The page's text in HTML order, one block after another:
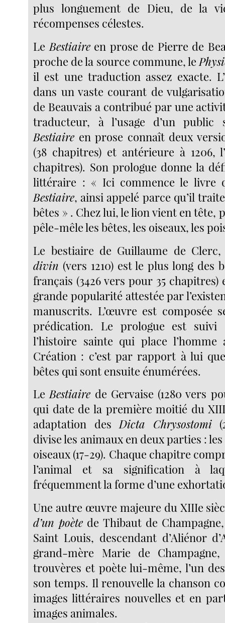
plus longuement de Dieu, de la
récompenses célestes.
LeBestiaireen prose de Pierre de
proche de la source commune, le
il est une traduction assez exacte.
dans un vaste courant de
de Beauvais a contribué par une
traducteur, à l’usage d’un public
Bestiaire en prose connaît deux
(38 chapitres) et antérieure à 1206,
chapitres). Son prologue donne la
littéraire : « Ici commence le livre
Bestiaire, ainsi appelé parce qu’il
bêtes » . Chez lui, le lion vient en tête,
pêle-mêle les bêtes, les oiseaux, les
Le bestiaire de Guillaume de
divin (vers 1210) est le plus long des
français (3426 vers pour 35
grande popularité attestée par
manuscrits. L’œuvre est composée
prédication. Le prologue est suivi
l’histoire sainte qui place
Création : c’est par rapport à lui
bêtes qui sont ensuite énumérées.
LeBestiaire de Gervaise (1280 vers
qui date de la première moitié du
adaptation desDicta Chrysostomi
divise les animaux en deux parties : les
oiseaux (17-29). Chaque chapitre
l’animal et sa signification à
fréquemment la forme d’une
Une autre œuvre majeure du XIIIe
d’un poète de Thibaut de
Saint Louis, descendant d’Aliénor
grand-mère Marie de
trouvères et poète lui-même, l’un
son temps. Il renouvelle la chanson
images littéraires nouvelles et en
images animales.